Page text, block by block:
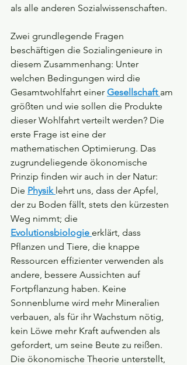
als alle anderen Sozialwissenschaften.
Zwei grundlegende Fragen
beschäftigen die Sozialingenieure in
diesem Zusammenhang: Unter
welchen Bedingungen wird die
Gesamtwohlfahrt einer Gesellschaft am
größten und wie sollen die Produkte
dieser Wohlfahrt verteilt werden? Die
erste Frage ist eine der
mathematischen Optimierung. Das
zugrundeliegende ökonomische
Prinzip finden wir auch in der Natur:
Die Physik lehrt uns, dass der Apfel,
der zu Boden fällt, stets den kürzesten
Weg nimmt; die
Evolutionsbiologie erklärt, dass
Pflanzen und Tiere, die knappe
Ressourcen effizienter verwenden als
andere, bessere Aussichten auf
Fortpflanzung haben. Keine
Sonnenblume wird mehr Mineralien
verbauen, als für ihr Wachstum nötig,
kein Löwe mehr Kraft aufwenden als
gefordert, um seine Beute zu reißen.
Die ökonomische Theorie unterstellt,